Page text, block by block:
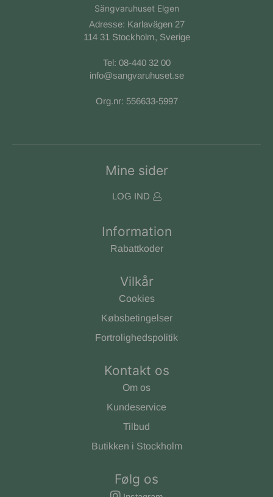
Sängvaruhuset Elgen
Adresse: Karlavägen 27
114 31 Stockholm, Sverige
Tel: 08-440 32 00
info@sangvaruhuset.se
Org.nr: 556633-5997
Mine sider
LOG IND
Information
Rabattkoder
Vilkår
Cookies
Købsbetingelser
Fortrolighedspolitik
Kontakt os
Om os
Kundeservice
Tilbud
Butikken i Stockholm
Følg os